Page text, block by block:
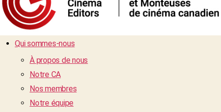
Qui sommes-nous
À propos de nous
Notre CA
Nos membres
Notre équipe